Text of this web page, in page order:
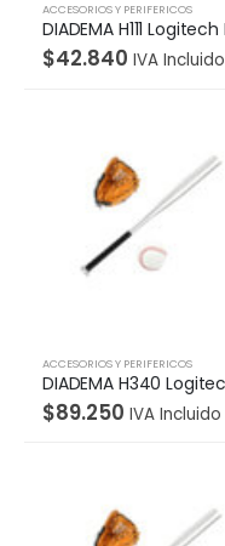
ACCESORIOS Y PERIFERICOS
$42.840 IVA Incluido
ACCESORIOS Y PERIFERICOS
$89.250 IVA Incluido